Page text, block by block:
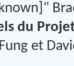
du
et